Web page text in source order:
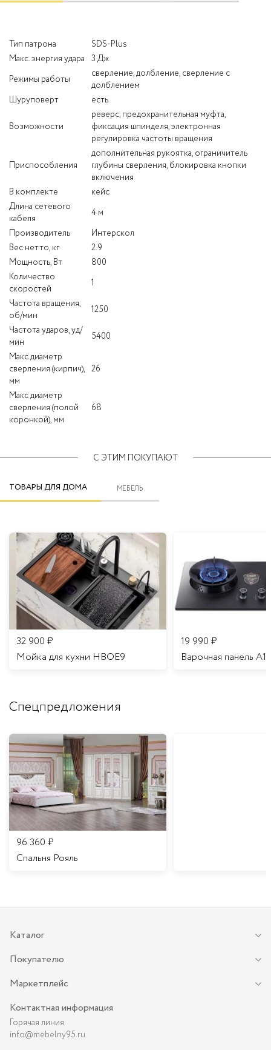
Тип патрона
SDS-Plus
Макс. энергия удара 3 Дж
Режимы работы
сверление, долбление, сверление с
долблением
Шуруповерт
есть
Возможности
реверс, предохранительная муфта,
фиксация шпинделя, электронная
регулировка частоты вращения
Приспособления
дополнительная рукоятка, ограничитель
глубины сверления, блокировка кнопки
включения
В комплекте
кейс
Длина сетевого
кабеля
4 м
Производитель
Интерскол
Вес нетто, кг
2.9
Мощность, Вт
800
Количество
скоростей
1
Частота вращения,
об/мин
1250
Частота ударов, уд/
мин
5400
Макс диаметр
сверления (кирпич),
мм
26
Макс диаметр
сверления (полой
коронкой), мм
68
С ЭТИМ ПОКУПАЮТ
ТОВАРЫ ДЛЯ ДОМА МЕБЕЛЬ
32 900 ₽
Мойка для кухни HBOE9
19 990 ₽
Варочная панель A16
Спецпредложения
96 360 ₽
Спальня Рояль
Каталог
Покупателю
Маркетплейс
Контактная информация
Горячая линия
info@mebelny95.ru